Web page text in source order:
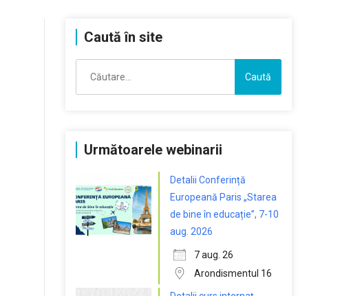
Caută în site
după:
Următoarele webinarii
Detalii Conferință
Europeană Paris „Starea
de bine în educație”, 7-10
aug. 2026
7 aug. 26
Arondismentul 16